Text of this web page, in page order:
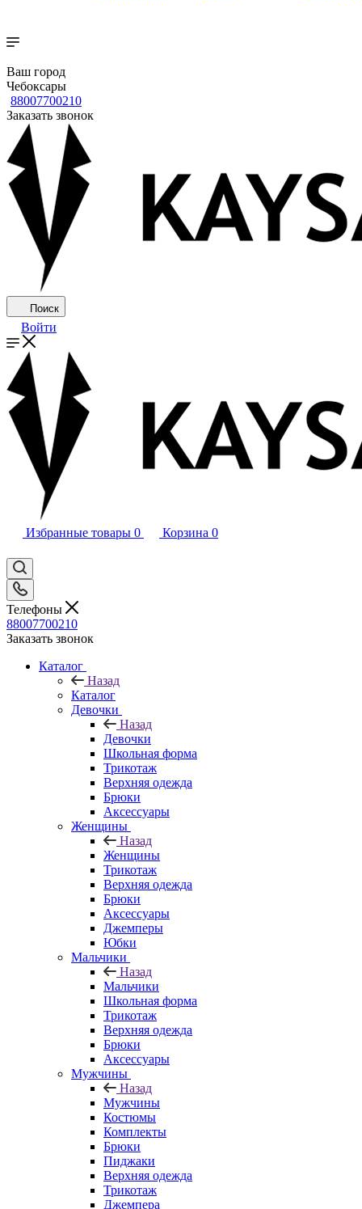
Ваш город
Чебоксары
88007700210
Заказать звонок
Поиск
Войти
Избранные товары 0 Корзина 0
Телефоны
88007700210
Заказать звонок
Каталог
Назад
Каталог
Девочки
Назад
Девочки
Школьная форма
Трикотаж
Верхняя одежда
Брюки
Аксессуары
Женщины
Назад
Женщины
Трикотаж
Верхняя одежда
Брюки
Аксессуары
Джемперы
Юбки
Мальчики
Назад
Мальчики
Школьная форма
Трикотаж
Верхняя одежда
Брюки
Аксессуары
Мужчины
Назад
Мужчины
Костюмы
Комплекты
Брюки
Пиджаки
Верхняя одежда
Трикотаж
Джемпера